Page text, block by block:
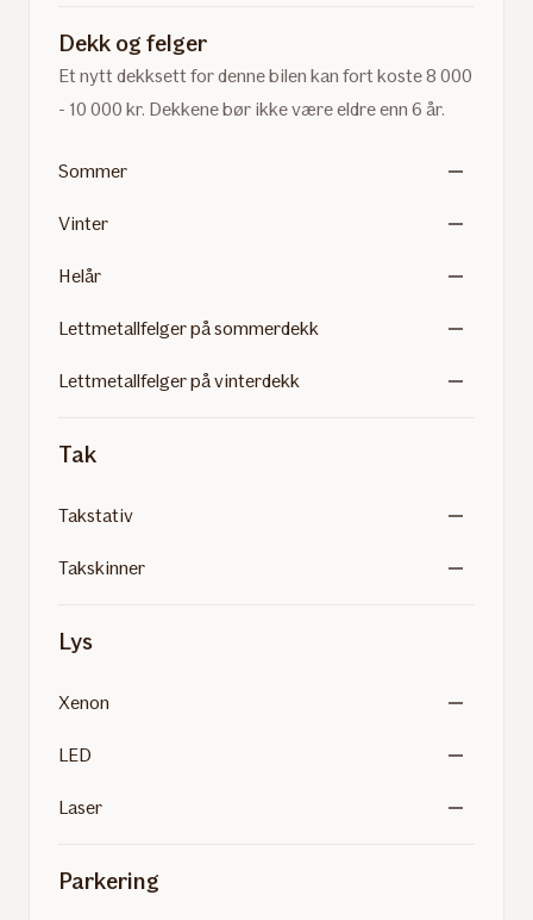
Dekk og felger
Et nytt dekksett for denne bilen kan fort koste 8 000
- 10 000 kr. Dekkene bør ikke være eldre enn 6 år.
Sommer
Vinter
Helår
Lettmetallfelger på sommerdekk
Lettmetallfelger på vinterdekk
Tak
Takstativ
Takskinner
Lys
Xenon
LED
Laser
Parkering